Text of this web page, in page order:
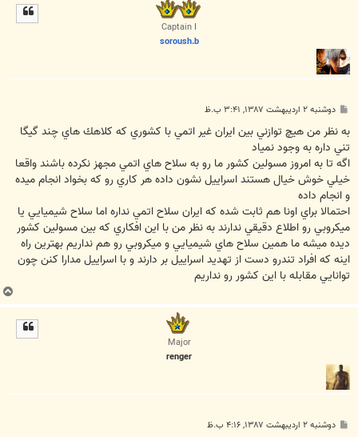
Captain I
soroush.b
پ
ت
دوشنبه ۲ اردیبهشت ۱۳۸۷, ۳:۴۱ ب.ظ
به نظر من هيچ توازني بين ايران غير اتمي با كشوري كه كلاهك هاي چند گيگا
تني داره به وجود نمياد
اگه تا به امروز مسولين كشور ما رو به سلاح هاي اتمي مجهز نكرده باشند واقعا
خيلي خوش خيال هستند اسراييل نشون داده هر كاري رو كه بخواد انجام ميده
و انجام داده
احتمالا براي اونا هم ثابت شده كه ايران سلاح اتمي نداره اما سلاح شيميايي يا
ميكروبي رو اطلاع دقيقي ندارند به نظر من با اين افكاري كه بين مسولين كشور
ديده ميشه ما همين سلاح هاي شيميايي و ميكروبي رو هم نداريم بهترين راه
اينه كه افراد تندرو دست از تهديد اسراييل بر دارند و با اسراييل مدارا كنن چون
توانايي مقابله با اين كشور رو نداريم
ب
ا
Major
renger
پ دوشنبه ۲ اردیبهشت ۱۳۸۷, ۴:۱۶ ب.ظ